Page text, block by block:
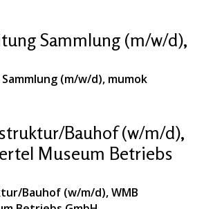
Sammlung (m/w/d),
(m/w/d), mumok
Bauhof (w/m/d),
Museum Betriebs
Bauhof (w/m/d), WMB